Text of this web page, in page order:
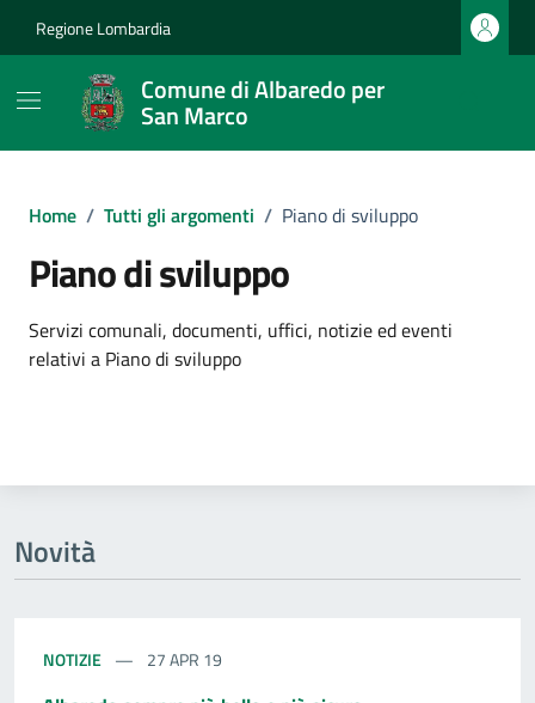
Regione Lombardia
Comune di Albaredo per
San Marco
Home / Tutti gli argomenti / Piano di sviluppo
Piano di sviluppo
Dettagli dell'argomento
Servizi comunali, documenti, uffici, notizie ed eventi
relativi a Piano di sviluppo
Novità
NOTIZIE 27 APR 19